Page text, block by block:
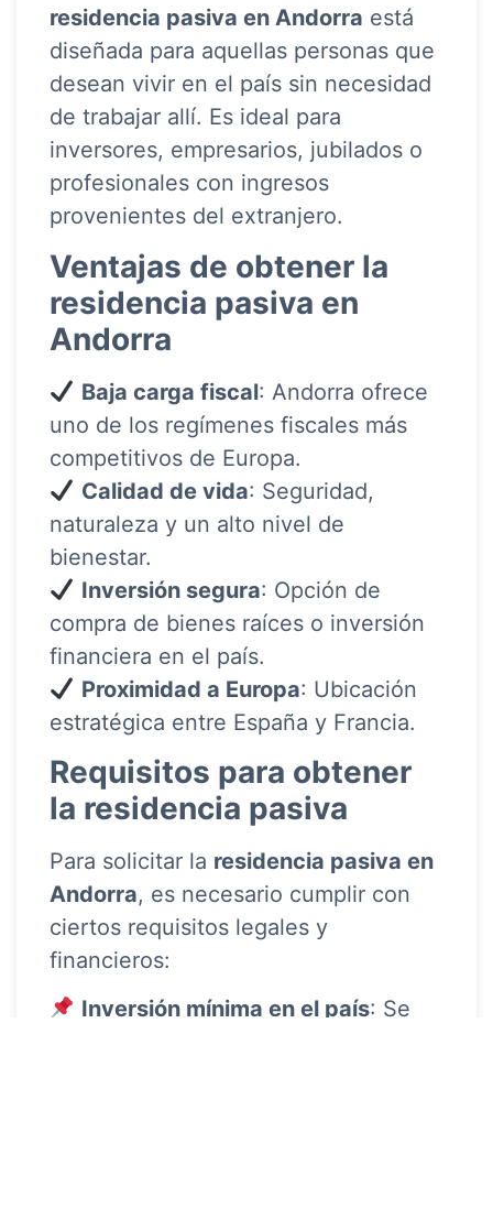
residencia pasiva en Andorra está
diseñada para aquellas personas que
desean vivir en el país sin necesidad
de trabajar allí. Es ideal para
inversores, empresarios, jubilados o
profesionales con ingresos
provenientes del extranjero.
Ventajas de obtener la
residencia pasiva en
Andorra
Baja carga fiscal: Andorra ofrece
uno de los regímenes fiscales más
competitivos de Europa.
Calidad de vida: Seguridad,
naturaleza y un alto nivel de
bienestar.
Inversión segura: Opción de
compra de bienes raíces o inversión
financiera en el país.
Proximidad a Europa: Ubicación
estratégica entre España y Francia.
Requisitos para obtener
la residencia pasiva
Para solicitar la residencia pasiva en
Andorra, es necesario cumplir con
ciertos requisitos legales y
financieros:
Inversión mínima en el país: Se